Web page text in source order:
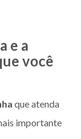
e a
você
que atenda
importante